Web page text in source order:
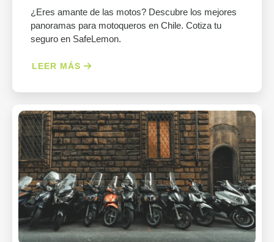
¿Eres amante de las motos? Descubre los mejores
panoramas para motoqueros en Chile. Cotiza tu
seguro en SafeLemon.
LEER MÁS